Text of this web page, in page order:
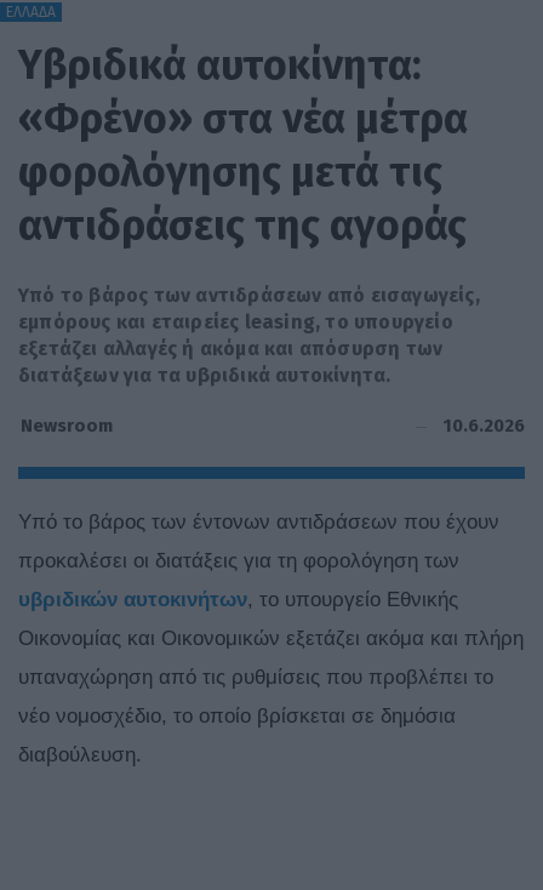
ΕΛΛΑΔΑ
Υβριδικά αυτοκίνητα:
«Φρένο» στα νέα μέτρα
φορολόγησης μετά τις
αντιδράσεις της αγοράς
Υπό το βάρος των αντιδράσεων από εισαγωγείς,
εμπόρους και εταιρείες leasing, το υπουργείο
εξετάζει αλλαγές ή ακόμα και απόσυρση των
διατάξεων για τα υβριδικά αυτοκίνητα.
Newsroom 10.6.2026
Υπό το βάρος των έντονων αντιδράσεων που έχουν
προκαλέσει οι διατάξεις για τη φορολόγηση των
υβριδικών αυτοκινήτων, το υπουργείο Εθνικής
Οικονομίας και Οικονομικών εξετάζει ακόμα και πλήρη
υπαναχώρηση από τις ρυθμίσεις που προβλέπει το
νέο νομοσχέδιο, το οποίο βρίσκεται σε δημόσια
διαβούλευση.